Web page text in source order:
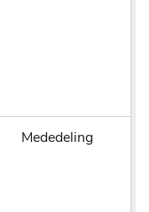
Mededeling